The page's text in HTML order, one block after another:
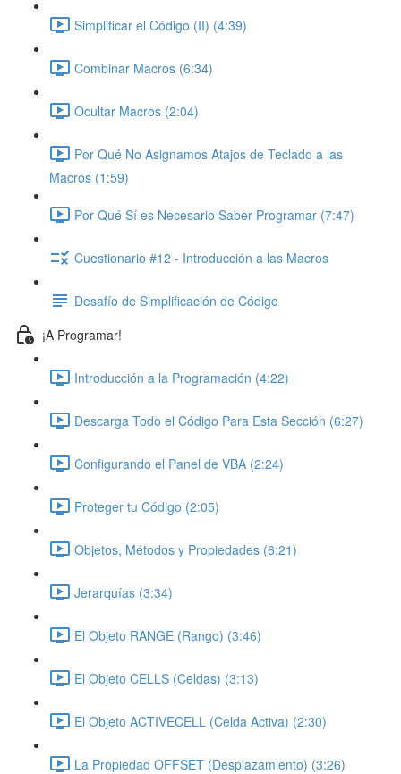
Simplificar el Código (II) (4:39)
Combinar Macros (6:34)
Ocultar Macros (2:04)
Por Qué No Asignamos Atajos de Teclado a las
Macros (1:59)
Por Qué Sí es Necesario Saber Programar (7:47)
Cuestionario #12 - Introducción a las Macros
Desafío de Simplificación de Código
¡A Programar!
Introducción a la Programación (4:22)
Descarga Todo el Código Para Esta Sección (6:27)
Configurando el Panel de VBA (2:24)
Proteger tu Código (2:05)
Objetos, Métodos y Propiedades (6:21)
Jerarquías (3:34)
El Objeto RANGE (Rango) (3:46)
El Objeto CELLS (Celdas) (3:13)
El Objeto ACTIVECELL (Celda Activa) (2:30)
La Propiedad OFFSET (Desplazamiento) (3:26)